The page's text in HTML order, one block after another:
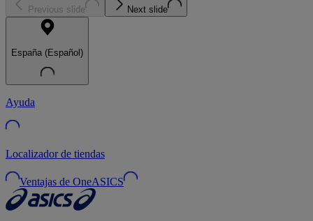
Previous slide Next slide
España (Español)
Ayuda
Localizador de tiendas
Ventajas de OneASICS